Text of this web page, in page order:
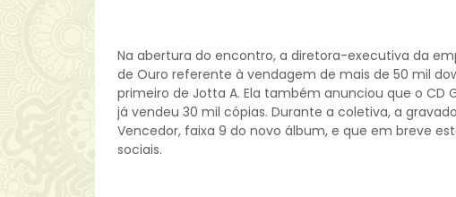
Na abertura do encontro, a diretora-executiva da
de Ouro referente à vendagem de mais de 50 mil
primeiro de Jotta A. Ela também anunciou que o CD
já vendeu 30 mil cópias. Durante a coletiva, a
Vencedor, faixa 9 do novo álbum, e que em breve
sociais.